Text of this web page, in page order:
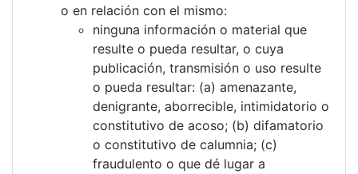
o en relación con el mismo:
ninguna información o material que
resulte o pueda resultar, o cuya
publicación, transmisión o uso resulte
o pueda resultar: (a) amenazante,
denigrante, aborrecible, intimidatorio o
constitutivo de acoso; (b) difamatorio
o constitutivo de calumnia; (c)
fraudulento o que dé lugar a